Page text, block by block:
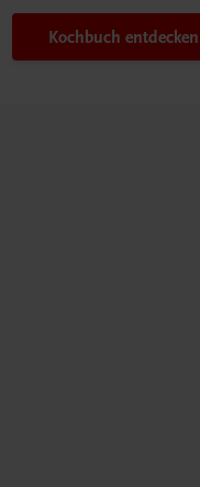
Kochbuch entdecken